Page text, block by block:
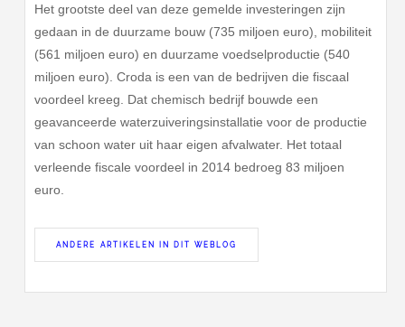
Het grootste deel van deze gemelde investeringen zijn
gedaan in de duurzame bouw (735 miljoen euro), mobiliteit
(561 miljoen euro) en duurzame voedselproductie (540
miljoen euro). Croda is een van de bedrijven die fiscaal
voordeel kreeg. Dat chemisch bedrijf bouwde een
geavanceerde waterzuiveringsinstallatie voor de productie
van schoon water uit haar eigen afvalwater. Het totaal
verleende fiscale voordeel in 2014 bedroeg 83 miljoen
euro.
ANDERE ARTIKELEN IN DIT WEBLOG